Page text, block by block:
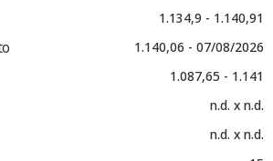
1.134,9 - 1.140,91
1.140,06 - 07/08/2026
1.087,65 - 1.141
n.d. x n.d.
n.d. x n.d.